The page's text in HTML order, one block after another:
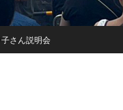
さん説明会